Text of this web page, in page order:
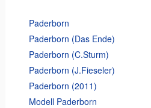
Paderborn
Paderborn (Das Ende)
Paderborn (C.Sturm)
Paderborn (J.Fieseler)
Paderborn (2011)
Modell Paderborn